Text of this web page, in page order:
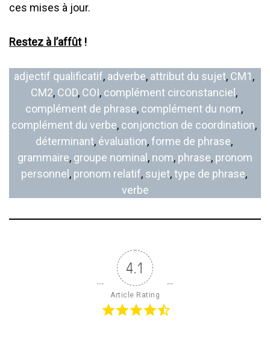
ces mises à jour.
Restez à l’affût !
adjectif qualificatif, adverbe, attribut du sujet, CM1 ,
CM2, COD, COI, complément circonstanciel,
complément de phrase, complément du nom,
complément du verbe, conjonction de coordination,
déterminant, évaluation, forme de phrase,
grammaire, groupe nominal, nom, phrase, pronom
personnel, pronom relatif, sujet, type de phrase,
verbe
4.1
Article Rating